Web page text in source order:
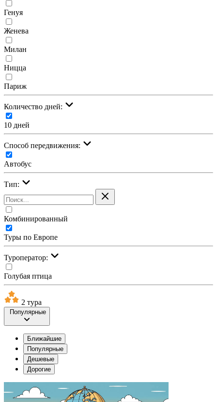
Генуя
Женева
Милан
Ницца
Париж
Количество дней:
10 дней
Cпособ передвижения:
Автобус
Тип:
Комбинированный
Туры по Европе
Туроператор:
Голубая птица
2 тура
Популярные
Ближайшие
Популярные
Дешевые
Дорогие